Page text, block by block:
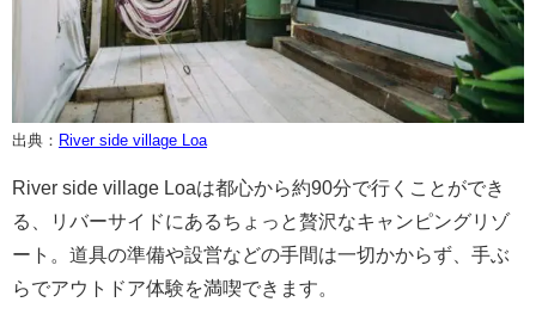
出典： River side village Loa
River side village Loaは都心から約90分で行くことができ
る、リバーサイドにあるちょっと贅沢なキャンピングリゾ
ート。道具の準備や設営などの手間は一切かからず、手ぶ
らでアウトドア体験を満喫できます。